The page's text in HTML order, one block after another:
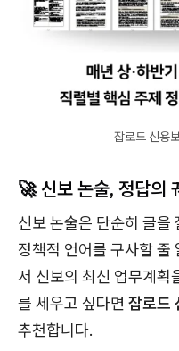
잡로드 신용
🚀 신보 논술, 정답의
신보 논술은 단순히 글을
정책적 언어를 구사할 줄
서 신보의 최신 업무계획
를 세우고 싶다면 잡로드
추천합니다.